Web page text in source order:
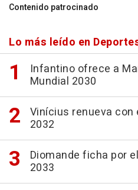
Contenido patrocinado
Lo más leído en
Infantino ofrece a
Mundial 2030
Vinícius renueva con
2032
Diomande ficha por
2033